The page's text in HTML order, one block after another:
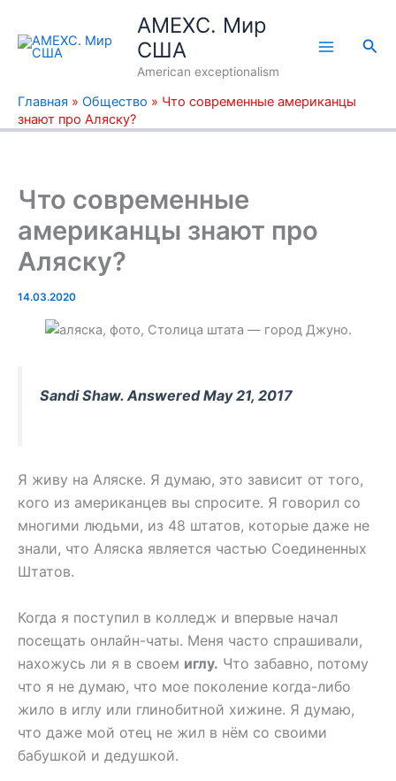
содержимому
AMEXC. Мир
США
American exceptionalism
Главная » Общество » Что современные американцы
знают про Аляску?
Что современные
американцы знают про
Аляску?
14.03.2020
Sandi Shaw. Answered May 21, 2017
Я живу на Аляске. Я думаю, это зависит от того,
кого из американцев вы спросите. Я говорил со
многими людьми, из 48 штатов, которые даже не
знали, что Аляска является частью Соединенных
Штатов.
Когда я поступил в колледж и впервые начал
посещать онлайн-чаты. Меня часто спрашивали,
нахожусь ли я в своем иглу. Что забавно, потому
что я не думаю, что мое поколение когда-либо
жило в иглу или глинобитной хижине. Я думаю,
что даже мой отец не жил в нём со своими
бабушкой и дедушкой.